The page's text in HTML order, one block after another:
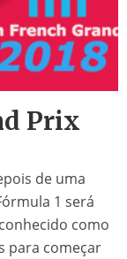
Prix
de uma
1 será
como
para começar